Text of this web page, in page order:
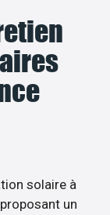
solaire à
un